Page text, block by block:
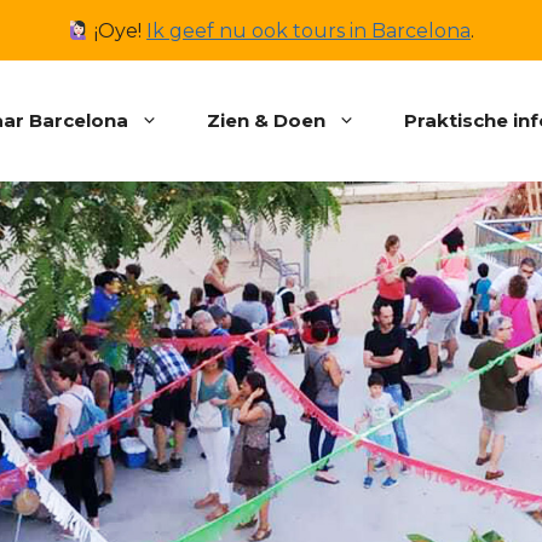
¡Oye! Ik geef nu ook tours in Barcelona.
Barcelona Zien & Doen Praktische